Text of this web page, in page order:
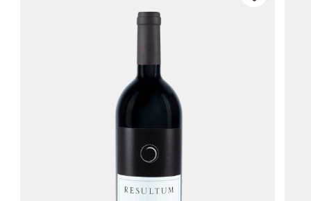
In che paese va spedito il vino?
ITALIA/SAN MARINO